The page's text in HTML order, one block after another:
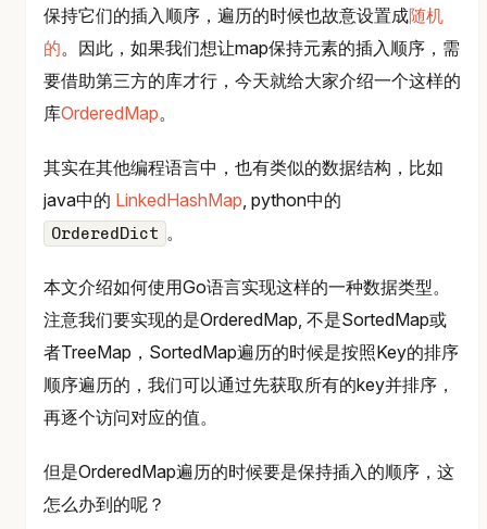
保持它们的插入顺序，遍历的时候也故意设置成随机
的。因此，如果我们想让map保持元素的插入顺序，需
要借助第三方的库才行，今天就给大家介绍一个这样的
库OrderedMap。
其实在其他编程语言中，也有类似的数据结构，比如
java中的 LinkedHashMap, python中的
OrderedDict 。
本文介绍如何使用Go语言实现这样的一种数据类型。
注意我们要实现的是OrderedMap, 不是SortedMap或
者TreeMap，SortedMap遍历的时候是按照Key的排序
顺序遍历的，我们可以通过先获取所有的key并排序，
再逐个访问对应的值。
但是OrderedMap遍历的时候要是保持插入的顺序，这
怎么办到的呢？